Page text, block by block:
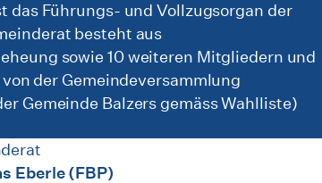
das Führungs- und Vollzugsorgan der
besteht aus
sowie 10 weiteren Mitgliedern und
der Gemeindeversammlung
Gemeinde Balzers gemäss Wahlliste)
Eberle (FBP)